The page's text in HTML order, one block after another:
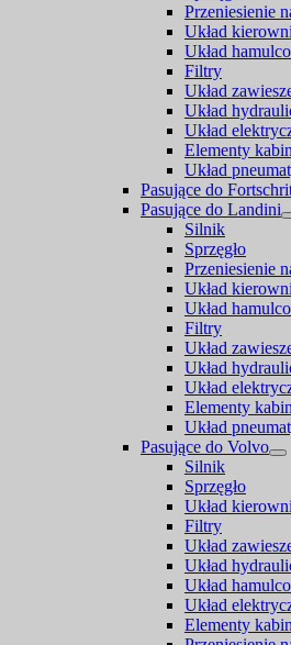
Przeniesienie
Układ
Układ
Filtry
Układ
Układ
Układ
Elementy
Układ
Pasujące do
Pasujące do Landini
Silnik
Sprzęgło
Przeniesienie
Układ
Układ
Filtry
Układ
Układ
Układ
Elementy
Układ
Pasujące do Volvo
Silnik
Sprzęgło
Układ
Filtry
Układ
Układ
Układ
Układ
Elementy